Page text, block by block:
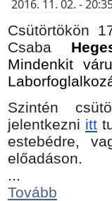
2016. 11. 02. -
Csütörtökön
Csaba
Mindenkit
Szintén
jelentkezni itt
estebédre,
előadáson.
...
Tovább